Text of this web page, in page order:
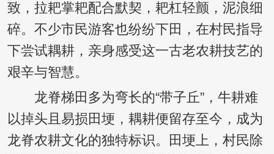
致，拉耙掌耙配合默契，耙杠轻颤，泥浪细
碎。不少市民游客也纷纷下田，在村民指导
下尝试耦耕，亲身感受这一古老农耕技艺的
艰辛与智慧。
龙脊梯田多为弯长的“带子丘”，牛耕难
以掉头且易损田埂，耦耕便留存至今，成为
龙脊农耕文化的独特标识。田埂上，村民除